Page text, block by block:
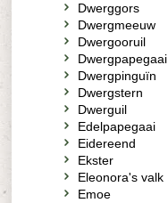
Dwerggors
Dwergmeeuw
Dwergooruil
Dwergpapegaai
Dwergpinguïn
Dwergstern
Dwerguil
Edelpapegaai
Eidereend
Ekster
Eleonora's valk
Emoe